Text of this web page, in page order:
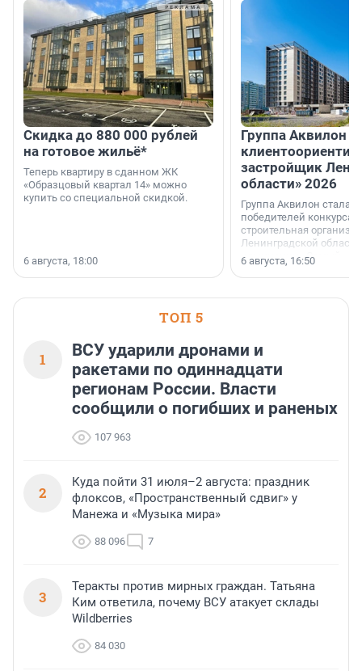
Скидка до 880 000 рублей
на готовое жильё*
Теперь квартиру в сданном ЖК
«Образцовый квартал 14» можно
купить со специальной скидкой.
6 августа, 18:00
Группа Аквилон
застройщик
области» 2026
Группа Аквилон стала
победителей конкурса
строительная
Ленинградской области
номинации «Самый
застройщик
области».
6 августа, 16:50
ТОП 5
1
ВСУ ударили дронами и
ракетами по одиннадцати
регионам России. Власти
сообщили о погибших и раненых
107 963
2
Куда пойти 31 июля–2 августа: праздник
флоксов, «Пространственный сдвиг» у
Манежа и «Музыка мира»
88 096 7
3
Теракты против мирных граждан. Татьяна
Ким ответила, почему ВСУ атакует склады
Wildberries
84 030